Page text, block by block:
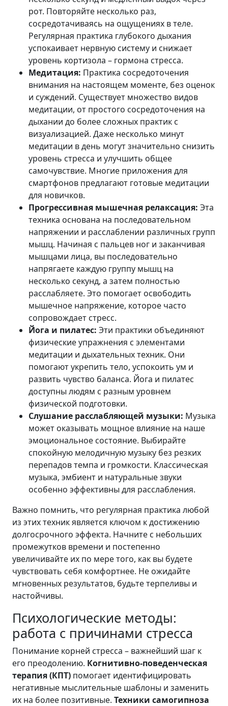
рот. Повторяйте несколько раз,
сосредотачиваясь на ощущениях в теле.
Регулярная практика глубокого дыхания
успокаивает нервную систему и снижает
уровень кортизола – гормона стресса.
Медитация: Практика сосредоточения
внимания на настоящем моменте, без оценок
и суждений. Существует множество видов
медитации, от простого сосредоточения на
дыхании до более сложных практик с
визуализацией. Даже несколько минут
медитации в день могут значительно снизить
уровень стресса и улучшить общее
самочувствие. Многие приложения для
смартфонов предлагают готовые медитации
для новичков.
Прогрессивная мышечная релаксация: Эта
техника основана на последовательном
напряжении и расслаблении различных групп
мышц. Начиная с пальцев ног и заканчивая
мышцами лица, вы последовательно
напрягаете каждую группу мышц на
несколько секунд, а затем полностью
расслабляете. Это помогает освободить
мышечное напряжение, которое часто
сопровождает стресс.
Йога и пилатес: Эти практики объединяют
физические упражнения с элементами
медитации и дыхательных техник. Они
помогают укрепить тело, успокоить ум и
развить чувство баланса. Йога и пилатес
доступны людям с разным уровнем
физической подготовки.
Слушание расслабляющей музыки: Музыка
может оказывать мощное влияние на наше
эмоциональное состояние. Выбирайте
спокойную мелодичную музыку без резких
перепадов темпа и громкости. Классическая
музыка, эмбиент и натуральные звуки
особенно эффективны для расслабления.
Важно помнить, что регулярная практика любой
из этих техник является ключом к достижению
долгосрочного эффекта. Начните с небольших
промежутков времени и постепенно
увеличивайте их по мере того, как вы будете
чувствовать себя комфортнее. Не ожидайте
мгновенных результатов, будьте терпеливы и
настойчивы.
Психологические методы:
работа с причинами стресса
Понимание корней стресса – важнейший шаг к
его преодолению. Когнитивно-поведенческая
терапия (КПТ) помогает идентифицировать
негативные мыслительные шаблоны и заменить
их на более позитивные. Техники самогипноза